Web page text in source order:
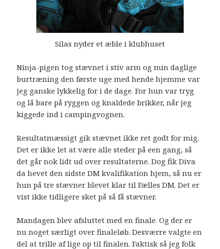
Silas nyder et æble i klubhuset
Ninja-pigen tog stævnet i stiv arm og min daglige
burtræning den første uge med hende hjemme var
jeg ganske lykkelig for i de dage. For hun var tryg
og lå bare på ryggen og knaldede brikker, når jeg
kiggede ind i campingvognen.
Resultatmæssigt gik stævnet ikke ret godt for mig.
Det er ikke let at være alle steder på een gang, så
det går nok lidt ud over resultaterne. Dog fik Diva
da hevet den sidste DM kvalifikation hjem, så nu er
hun på tre stævner blevet klar til Fælles DM. Det er
vist ikke tidligere sket på så få stævner.
Mandagen blev afsluttet med en finale. Og der er
nu noget særligt over finaleløb. Desværre valgte en
del at trille af lige op til finalen. Faktisk så jeg folk